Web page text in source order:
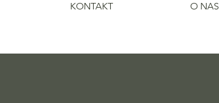
KONTAKT O NAS